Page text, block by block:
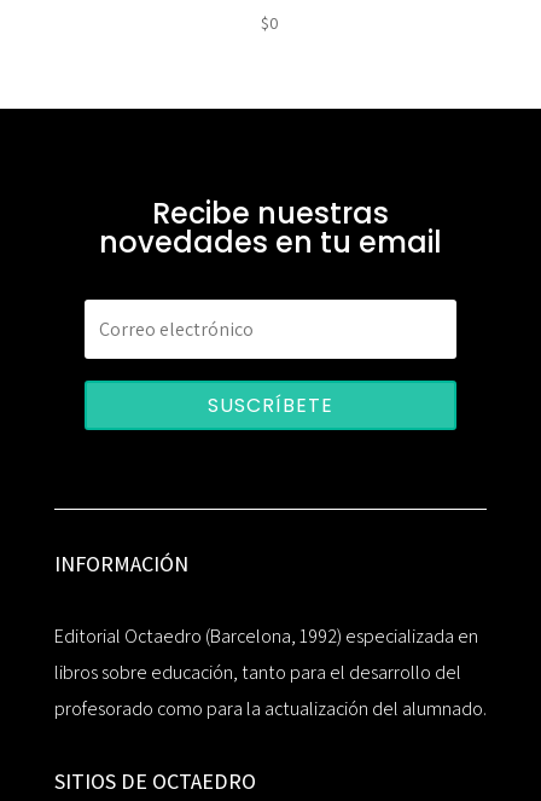
$0
Recibe nuestras
novedades en tu email
SUSCRÍBETE
INFORMACIÓN
Editorial Octaedro (Barcelona, 1992) especializada en
libros sobre educación, tanto para el desarrollo del
profesorado como para la actualización del alumnado.
SITIOS DE OCTAEDRO